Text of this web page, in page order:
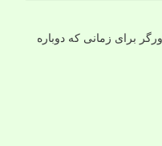
برای زمانی که دوباره